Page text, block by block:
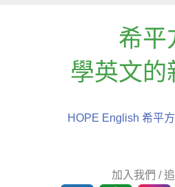
希平
學英文的
HOPE English 希平
加入我們 / 追